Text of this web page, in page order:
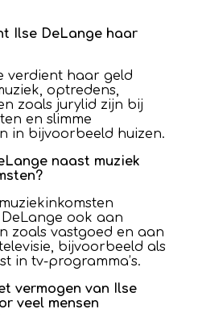
Ilse DeLange haar
verdient haar geld
optredens,
zoals jurylid zijn bij
en slimme
in bijvoorbeeld huizen.
naast muziek
ook aan
zoals vastgoed en aan
bijvoorbeeld als
in tv-programma’s.
vermogen van Ilse
veel mensen